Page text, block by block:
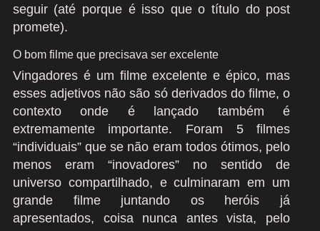
seguir (até porque é isso que o título do post
promete).
O bom filme que precisava ser excelente
Vingadores é um filme excelente e épico, mas
esses adjetivos não são só derivados do filme, o
contexto onde é lançado também é
extremamente importante. Foram 5 filmes
“individuais” que se não eram todos ótimos, pelo
menos eram “inovadores” no sentido de
universo compartilhado, e culminaram em um
grande filme juntando os heróis já
apresentados, coisa nunca antes vista, pelo